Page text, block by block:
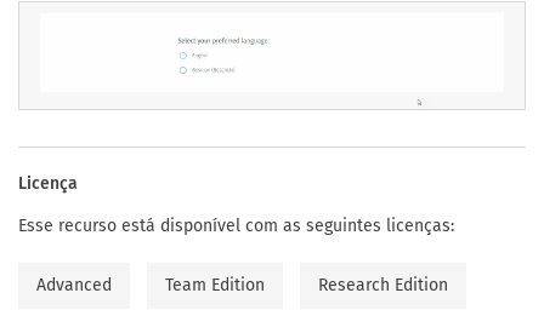
Licença
Esse recurso está disponível com as seguintes licenças:
Advanced Team Edition Research Edition